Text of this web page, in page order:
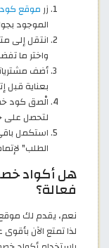
زرموقع
الموجود
انتقل إلى
واختر ما
أضف
بعناية قبل
الْصق كود
لتحصل على
استكمل
الطلب"
فعالة؟